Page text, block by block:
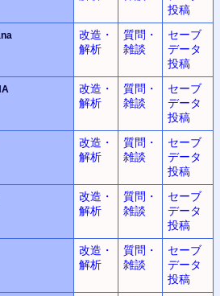
投稿
改造・
解析
質問・
雑談
セーブ
データ
投稿
改造・
解析
質問・
雑談
セーブ
データ
投稿
改造・
解析
質問・
雑談
セーブ
データ
投稿
改造・
解析
質問・
雑談
セーブ
データ
投稿
改造・
解析
質問・
雑談
セーブ
データ
投稿